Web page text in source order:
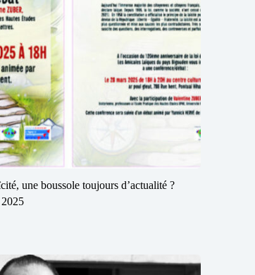
une boussole toujours d’actualité ?